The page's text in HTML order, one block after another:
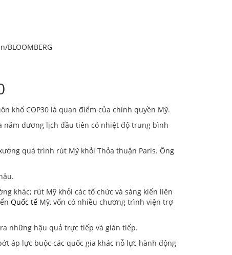
BLOOMBERG
khổ COP30 là quan điểm của chính quyền Mỹ.
năm dương lịch đầu tiên có nhiệt độ trung bình
quá trình rút Mỹ khỏi Thỏa thuận Paris. Ông
khác; rút Mỹ khỏi các tổ chức và sáng kiến ​​liên
Quốc tế Mỹ, vốn có nhiều chương trình viện trợ
những hậu quả trực tiếp và gián tiếp.
áp lực buộc các quốc gia khác nỗ lực hành động